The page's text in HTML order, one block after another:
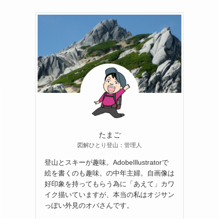
たまご
図解ひとり登山：管理人
登山とスキーが趣味。AdobeIllustratorで
絵を書くのも趣味。の中年主婦。自画像は
好印象を持ってもらう為に「あえて」カワ
イク描いていますが、本当の私はオジサン
っぽい外見のオバさんです。